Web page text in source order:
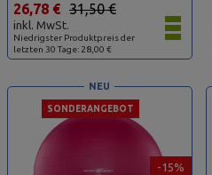
Niedrigster Produktpreis der
letzten 30 Tage: 28,00 €
31,50 €
26,78 €
inkl. MwSt.
-15%
SONDERANGEBOT
NEU